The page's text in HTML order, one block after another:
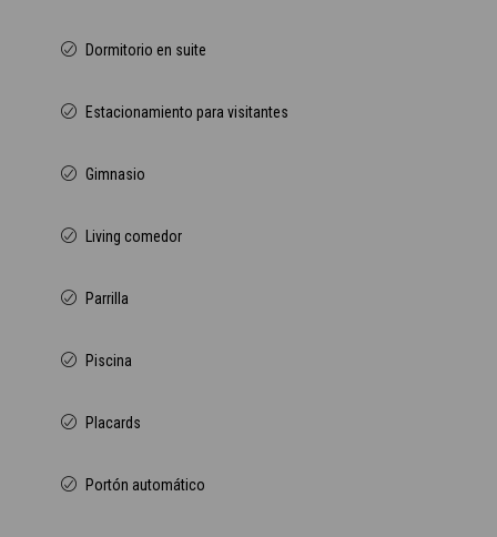
Dormitorio en suite
Estacionamiento para visitantes
Gimnasio
Living comedor
Parrilla
Piscina
Placards
Portón automático